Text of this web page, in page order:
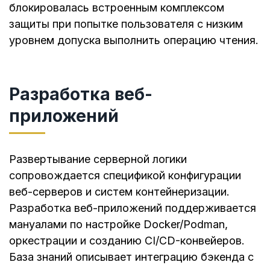
блокировалась встроенным комплексом
защиты при попытке пользователя с низким
уровнем допуска выполнить операцию чтения.
Разработка веб-
приложений
Развертывание серверной логики
сопровождается спецификой конфигурации
веб-серверов и систем контейнеризации.
Разработка веб-приложений поддерживается
мануалами по настройке Docker/Podman,
оркестрации и созданию CI/CD-конвейеров.
База знаний описывает интеграцию бэкенда с